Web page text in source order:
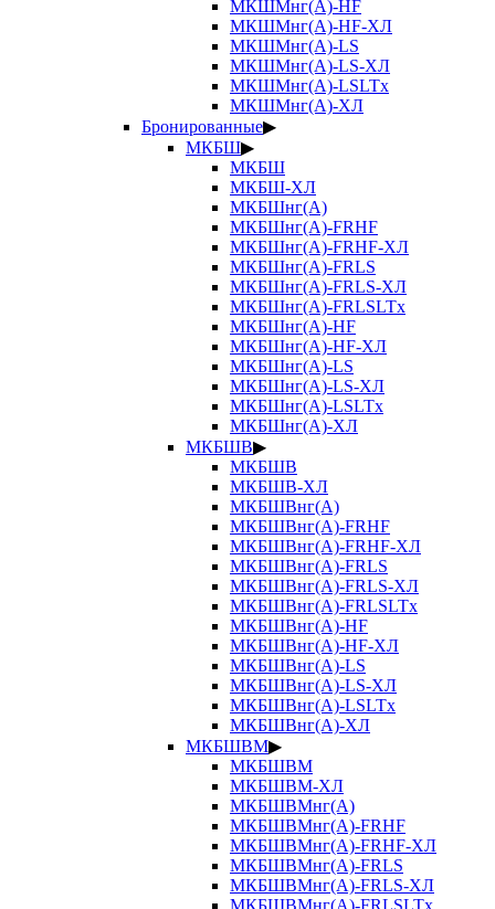
МКШМнг(А)-HF
МКШМнг(А)-HF-ХЛ
МКШМнг(А)-LS
МКШМнг(А)-LS-ХЛ
МКШМнг(А)-LSLTx
МКШМнг(А)-ХЛ
Бронированные▶
МКБШ▶
МКБШ
МКБШ-ХЛ
МКБШнг(А)
МКБШнг(А)-FRHF
МКБШнг(А)-FRHF-ХЛ
МКБШнг(А)-FRLS
МКБШнг(А)-FRLS-ХЛ
МКБШнг(А)-FRLSLTx
МКБШнг(А)-HF
МКБШнг(А)-HF-ХЛ
МКБШнг(А)-LS
МКБШнг(А)-LS-ХЛ
МКБШнг(А)-LSLTx
МКБШнг(А)-ХЛ
МКБШВ▶
МКБШВ
МКБШВ-ХЛ
МКБШВнг(А)
МКБШВнг(А)-FRHF
МКБШВнг(А)-FRHF-ХЛ
МКБШВнг(А)-FRLS
МКБШВнг(А)-FRLS-ХЛ
МКБШВнг(А)-FRLSLTx
МКБШВнг(А)-HF
МКБШВнг(А)-HF-ХЛ
МКБШВнг(А)-LS
МКБШВнг(А)-LS-ХЛ
МКБШВнг(А)-LSLTx
МКБШВнг(А)-ХЛ
МКБШВМ▶
МКБШВМ
МКБШВМ-ХЛ
МКБШВМнг(А)
МКБШВМнг(А)-FRHF
МКБШВМнг(А)-FRHF-ХЛ
МКБШВМнг(А)-FRLS
МКБШВМнг(А)-FRLS-ХЛ
МКБШВМнг(А)-FRLSLTx